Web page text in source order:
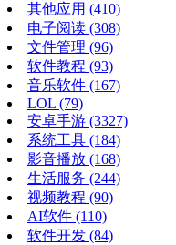
其他应用 (410)
电子阅读 (308)
文件管理 (96)
软件教程 (93)
音乐软件 (167)
LOL (79)
安卓手游 (3327)
系统工具 (184)
影音播放 (168)
生活服务 (244)
视频教程 (90)
AI软件 (110)
软件开发 (84)